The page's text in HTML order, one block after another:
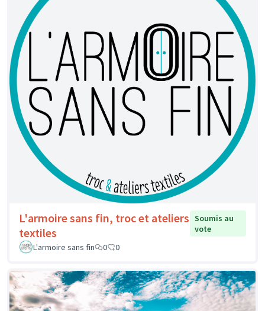
L'armoire sans fin, troc et ateliers
textiles
Soumis au
vote
L'armoire sans fin
0 0